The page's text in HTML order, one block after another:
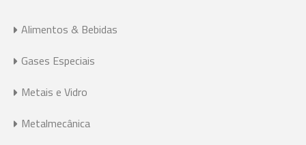
Alimentos & Bebidas
Gases Especiais
Metais e Vidro
Metalmecânica